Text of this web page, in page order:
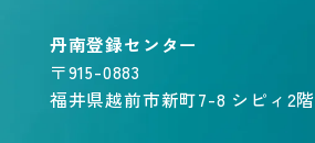
丹南登録センター
〒915-0883
福井県越前市新町7-8 シピィ2階